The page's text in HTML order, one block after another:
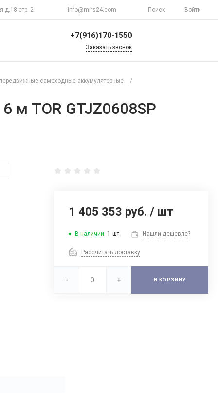
д.18 стр. 2 info@mirs24.com Поиск Войти
+7(916)170-1550
Верхоянская д.18 стр.
Воскресенье
Выходной
Заказать звонок
самоходные аккумуляторные
/
м TOR GTJZ0608SP
1 405 353 руб./ шт
В наличии 1 шт Нашли дешевле?
Рассчитать доставку
- + В КОРЗИНУ